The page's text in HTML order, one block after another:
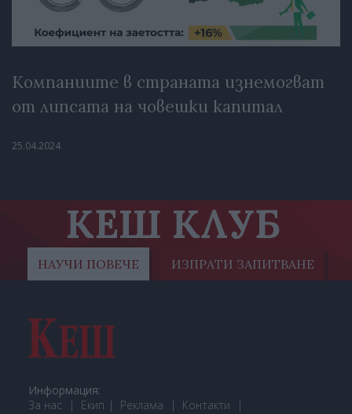
Компаниите в страната изнемогват
от липсата на човешки капитал
25.04.2024
КЕШ КЛУБ
НАУЧИ ПОВЕЧЕ ИЗПРАТИ ЗАПИТВАНЕ
Информация:
За нас
Екип Реклама Контакти